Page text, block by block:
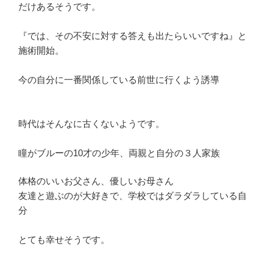
だけあるそうです。
『では、その不安に対する答えも出たらいいですね』と
施術開始。
今の自分に一番関係している前世に行くよう誘導
時代はそんなに古くないようです。
瞳がブルーの10才の少年、両親と自分の３人家族
体格のいいお父さん、優しいお母さん
友達と遊ぶのが大好きで、学校ではダラダラしている自
分
とても幸せそうです。